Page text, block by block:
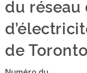
du
de Toronto